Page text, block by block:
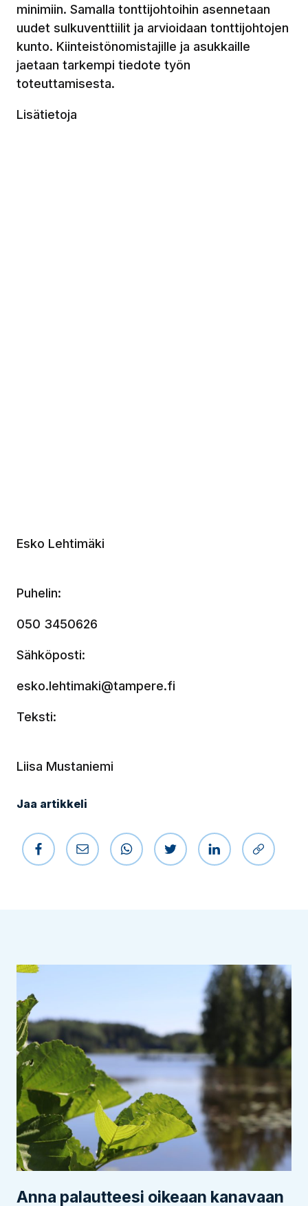
minimiin. Samalla tonttijohtoihin asennetaan
uudet sulkuventtiilit ja arvioidaan tonttijohtojen
kunto. Kiinteistönomistajille ja asukkaille
jaetaan tarkempi tiedote työn
toteuttamisesta.
Lisätietoja
Esko Lehtimäki
Puhelin:
050 3450626
Sähköposti:
esko.lehtimaki@tampere.fi
Teksti:
Liisa Mustaniemi
Jaa artikkeli
Jaa Facebookissa
Jaa sähköpostilla
Jaa WhatsAppissa
Jaa Twitterissä
Jaa Kopioi
Anna palautteesi oikeaan kanavaan